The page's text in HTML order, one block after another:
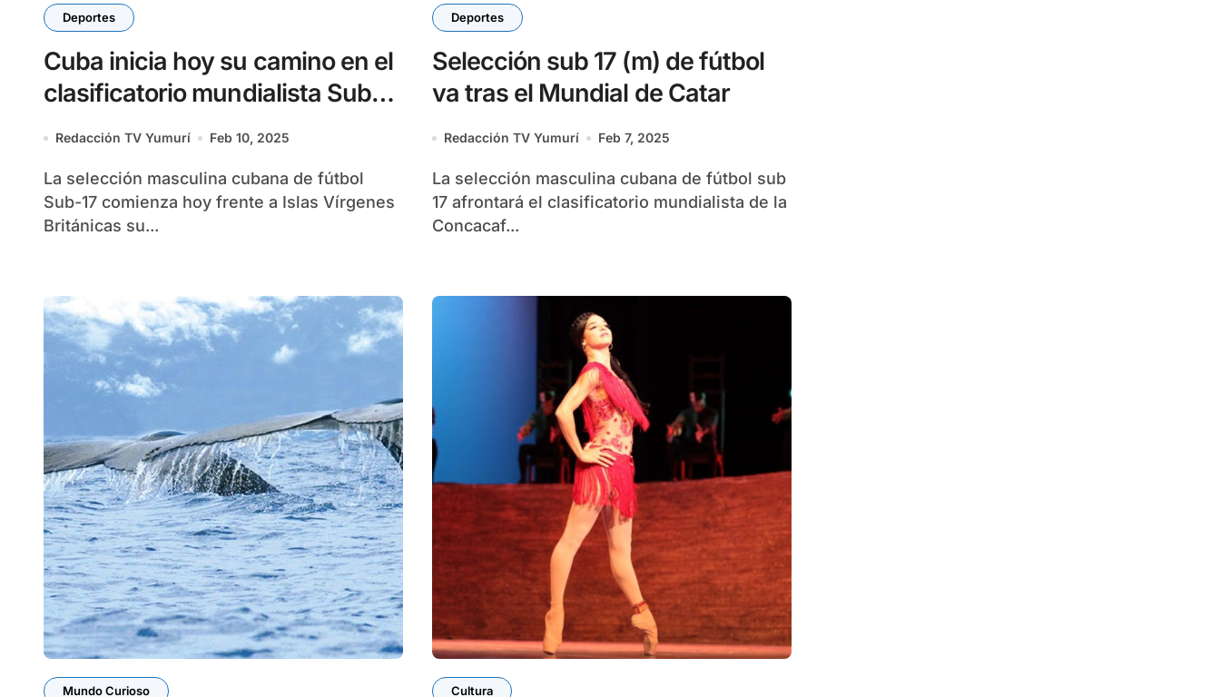
Deportes
Cuba inicia hoy su camino en el
clasificatorio mundialista Sub-
17Redacción TV Yumurí Feb 10, 2025
La selección masculina cubana de fútbol
Sub-17 comienza hoy frente a Islas Vírgenes
Británicas su...
Deportes
Selección sub 17 (m) de fútbol
va tras el Mundial de Catar
Redacción TV Yumurí Feb 7, 2025
La selección masculina cubana de fútbol sub
17 afrontará el clasificatorio mundialista de la
Concacaf...
Mundo Curioso Cultura